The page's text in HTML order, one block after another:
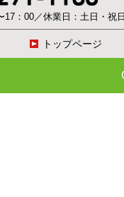
：00／休業日：土日・祝日
トップページ